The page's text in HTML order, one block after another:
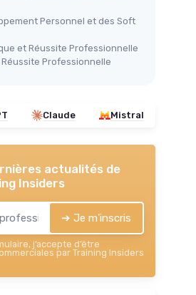
Personnel et des Soft
et Réussite Professionnelle
Professionnelle
Claude Mistral
actualités de
Insiders
➔ Je m'inscris
j’accepte d’être
par Training Insiders